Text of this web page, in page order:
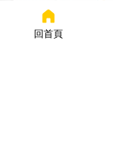
回首頁